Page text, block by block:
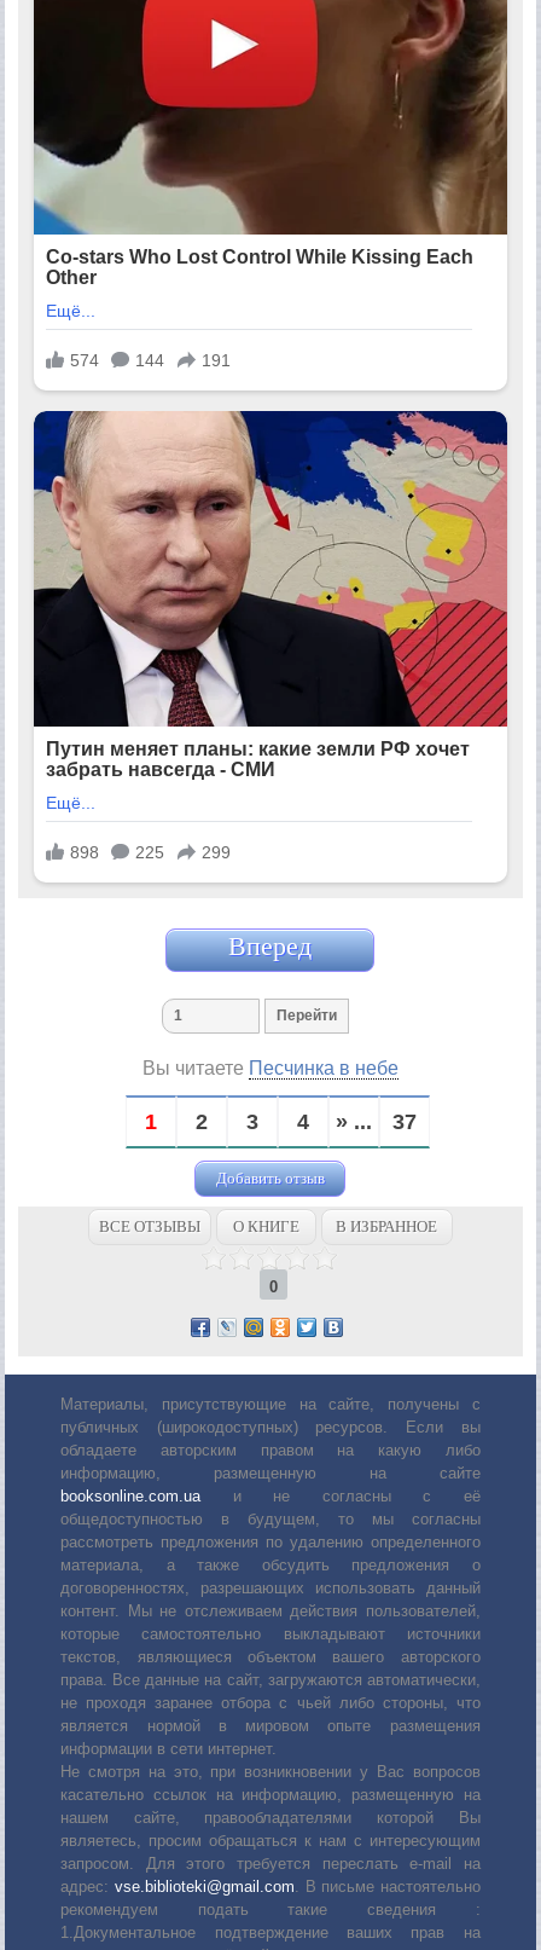
Вперед
Вы читаете Песчинка в небе
1 2 3 4 » ... 37
Добавить отзыв
ВСЕ ОТЗЫВЫ О КНИГЕ В ИЗБРАННОЕ
0
Материалы, присутствующие на сайте, получены с
публичных (широкодоступных) ресурсов. Если вы
обладаете авторским правом на какую либо
информацию, размещенную на сайте
booksonline.com.ua и не согласны с её
общедоступностью в будущем, то мы согласны
рассмотреть предложения по удалению определенного
материала, а также обсудить предложения о
договоренностях, разрешающих использовать данный
контент. Мы не отслеживаем действия пользователей,
которые самостоятельно выкладывают источники
текстов, являющиеся объектом вашего авторского
права. Все данные на сайт, загружаются автоматически,
не проходя заранее отбора с чьей либо стороны, что
является нормой в мировом опыте размещения
информации в сети интернет.
Не смотря на это, при возникновении у Вас вопросов
касательно ссылок на информацию, размещенную на
нашем сайте, правообладателями которой Вы
являетесь, просим обращаться к нам с интересующим
запросом. Для этого требуется переслать е-mail на
адрес: vse.biblioteki@gmail.com . В письме настоятельно
рекомендуем подать такие сведения :
1.Документальное подтверждение ваших прав на